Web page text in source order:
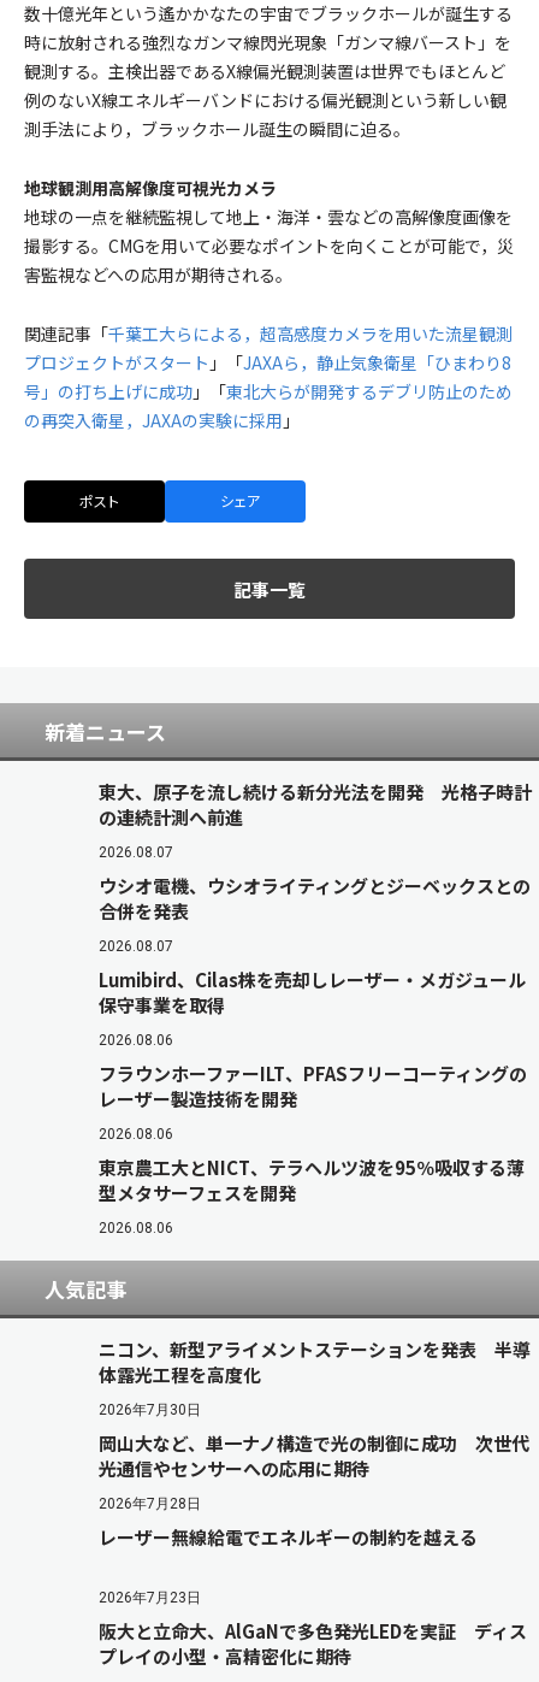
数十億光年という遙かかなたの宇宙でブラックホールが誕生する
時に放射される強烈なガンマ線閃光現象「ガンマ線バースト」を
観測する。主検出器であるX線偏光観測装置は世界でもほとんど
例のないX線エネルギーバンドにおける偏光観測という新しい観
測手法により，ブラックホール誕生の瞬間に迫る。
地球観測用高解像度可視光カメラ
地球の一点を継続監視して地上・海洋・雲などの高解像度画像を
撮影する。CMGを用いて必要なポイントを向くことが可能で，災
害監視などへの応用が期待される。
関連記事「千葉工大らによる，超高感度カメラを用いた流星観測
プロジェクトがスタート 」「JAXAら，静止気象衛星「ひまわり8
号」の打ち上げに成功 」「東北大らが開発するデブリ防止のため
の再突入衛星，JAXAの実験に採用 」
ポスト シェア
記事一覧
新着ニュース
東大、原子を流し続ける新分光法を開発 光格子時計
の連続計測へ前進
2026.08.07
ウシオ電機、ウシオライティングとジーベックスとの
合併を発表
2026.08.07
Lumibird、Cilas株を売却しレーザー・メガジュール
保守事業を取得
2026.08.06
フラウンホーファーILT、PFASフリーコーティングの
レーザー製造技術を開発
2026.08.06
東京農工大とNICT、テラヘルツ波を95％吸収する薄
型メタサーフェスを開発
2026.08.06
人気記事
ニコン、新型アライメントステーションを発表 半導
体露光工程を高度化
2026年7月30日
岡山大など、単一ナノ構造で光の制御に成功 次世代
光通信やセンサーへの応用に期待
2026年7月28日
レーザー無線給電でエネルギーの制約を越える
2026年7月23日
阪大と立命大、AlGaNで多色発光LEDを実証 ディス
プレイの小型・高精密化に期待